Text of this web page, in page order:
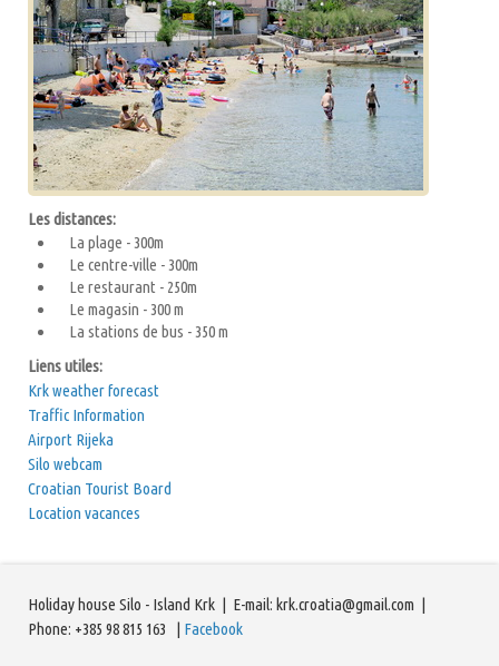
Les distances:
La plage - 300m
Le centre-ville - 300m
Le restaurant - 250m
Le magasin - 300 m
La stations de bus - 350 m
Liens utiles:
Krk weather forecast
Traffic Information
Airport Rijeka
Silo webcam
Croatian Tourist Board
Location vacances
Holiday house Silo - Island Krk | E-mail: krk.croatia@gmail.com |
Phone: +385 98 815 163 | Facebook